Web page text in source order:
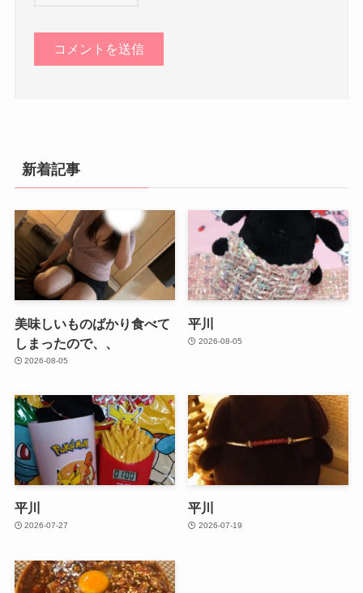
新着記事
美味しいものばかり食べて
しまったので、、
2026-08-05
平川
2026-08-05
平川
2026-07-27
平川
2026-07-19